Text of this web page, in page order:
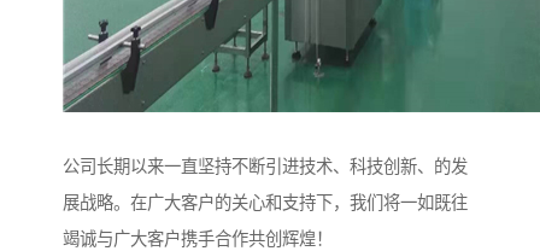
公司长期以来一直坚持不断引进技术、科技创新、的发
展战略。在广大客户的关心和支持下，我们将一如既往
竭诚与广大客户携手合作共创辉煌！